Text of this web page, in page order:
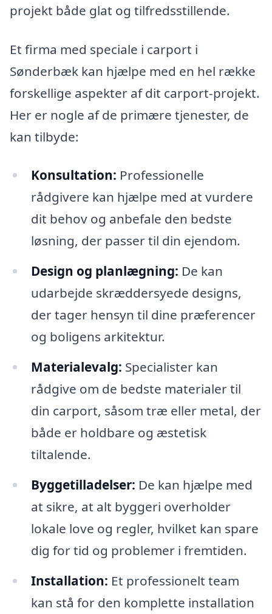
projekt både glat og tilfredsstillende.
Et firma med speciale i carport i
Sønderbæk kan hjælpe med en hel række
forskellige aspekter af dit carport-projekt.
Her er nogle af de primære tjenester, de
kan tilbyde:
Konsultation: Professionelle
rådgivere kan hjælpe med at vurdere
dit behov og anbefale den bedste
løsning, der passer til din ejendom.
Design og planlægning: De kan
udarbejde skræddersyede designs,
der tager hensyn til dine præferencer
og boligens arkitektur.
Materialevalg: Specialister kan
rådgive om de bedste materialer til
din carport, såsom træ eller metal, der
både er holdbare og æstetisk
tiltalende.
Byggetilladelser: De kan hjælpe med
at sikre, at alt byggeri overholder
lokale love og regler, hvilket kan spare
dig for tid og problemer i fremtiden.
Installation: Et professionelt team
kan stå for den komplette installation